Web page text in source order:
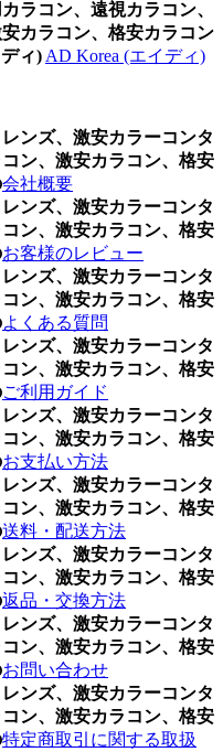
ラコン、遠視カラコン、
カラコン、格安カラコン
ィ) AD Korea (エイディ)
ンズ、激安カラーコンタ
ン、激安カラコン、格安
会社概要
ンズ、激安カラーコンタ
ン、激安カラコン、格安
お客様のレビュー
ンズ、激安カラーコンタ
ン、激安カラコン、格安
よくある質問
ンズ、激安カラーコンタ
ン、激安カラコン、格安
ご利用ガイド
ンズ、激安カラーコンタ
ン、激安カラコン、格安
お支払い方法
ンズ、激安カラーコンタ
ン、激安カラコン、格安
送料・配送方法
ンズ、激安カラーコンタ
ン、激安カラコン、格安
返品・交換方法
ンズ、激安カラーコンタ
ン、激安カラコン、格安
お問い合わせ
ンズ、激安カラーコンタ
ン、激安カラコン、格安
特定商取引に関する取扱